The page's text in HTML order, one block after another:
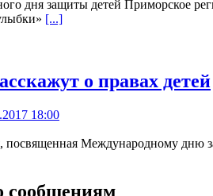
дня защиты детей Приморское
[...]
о правах детей
18:00
Международному дню
сообщениям